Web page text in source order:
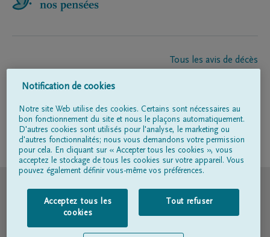
Tous les avis de décès
Entrepreneur de pompes funèbres
Suivez-nous sur
Conditions d'utilisation
Notification de cookies
Notre site Web utilise des cookies. Certains sont nécessaires au
bon fonctionnement du site et nous le plaçons automatiquement.
D'autres cookies sont utilisés pour l'analyse, le marketing ou
d'autres fonctionnalités; nous vous demandons votre permission
pour cela. En cliquant sur « Accepter tous les cookies », vous
acceptez le stockage de tous les cookies sur votre appareil. Vous
pouvez également définir vous-même vos préférences.
Acceptez tous les
cookies
Tout refuser